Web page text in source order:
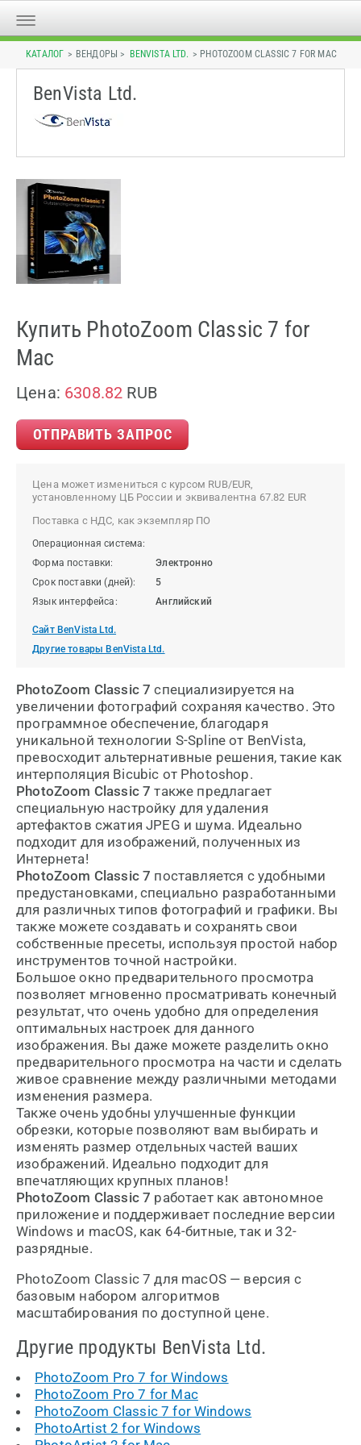
КАТАЛОГ > ВЕНДОРЫ > BENVISTA LTD. > PHOTOZOOM CLASSIC 7 FOR MAC
BenVista Ltd.
Купить PhotoZoom Classic 7 for
Mac
Цена: 6308.82 RUB
ОТПРАВИТЬ ЗАПРОС
Цена может измениться с курсом RUB/EUR,
установленному ЦБ России и эквивалентна 67.82 EUR
Поставка с НДС, как экземпляр ПО
Операционная система:
Форма поставки:
Электронно
Срок поставки (дней):
5
Язык интерфейса:
Английский
Сайт BenVista Ltd.
Другие товары BenVista Ltd.
PhotoZoom Classic 7 специализируется на
увеличении фотографий сохраняя качество. Это
программное обеспечение, благодаря
уникальной технологии S-Spline от BenVista,
превосходит альтернативные решения, такие как
интерполяция Bicubic от Photoshop.
PhotoZoom Classic 7 также предлагает
специальную настройку для удаления
артефактов сжатия JPEG и шума. Идеально
подходит для изображений, полученных из
Интернета!
PhotoZoom Classic 7 поставляется с удобными
предустановками, специально разработанными
для различных типов фотографий и графики. Вы
также можете создавать и сохранять свои
собственные пресеты, используя простой набор
инструментов точной настройки.
Большое окно предварительного просмотра
позволяет мгновенно просматривать конечный
результат, что очень удобно для определения
оптимальных настроек для данного
изображения. Вы даже можете разделить окно
предварительного просмотра на части и сделать
живое сравнение между различными методами
изменения размера.
Также очень удобны улучшенные функции
обрезки, которые позволяют вам выбирать и
изменять размер отдельных частей ваших
изображений. Идеально подходит для
впечатляющих крупных планов!
PhotoZoom Classic 7 работает как автономное
приложение и поддерживает последние версии
Windows и macOS, как 64-битные, так и 32-
разрядные.
PhotoZoom Classic 7 для macOS — версия с
базовым набором алгоритмов
масштабирования по доступной цене.
Другие продукты BenVista Ltd.
PhotoZoom Pro 7 for Windows
PhotoZoom Pro 7 for Mac
PhotoZoom Classic 7 for Windows
PhotoArtist 2 for Windows